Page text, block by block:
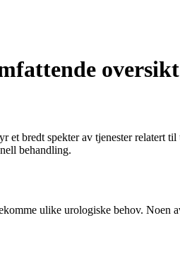
oversikt
bredt spekter av tjenester relatert
behandling.
ulike urologiske behov. Noen